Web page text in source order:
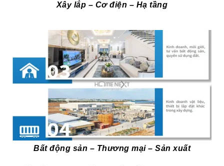
Xây lắp – Cơ điện – Hạ tầng
Bất động sản – Thương mại – Sản xuất